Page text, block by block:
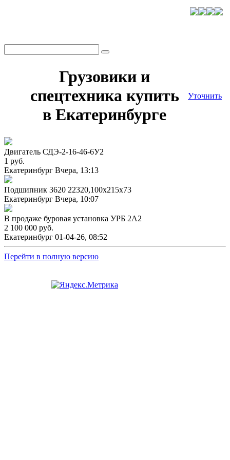
Грузовики и
спецтехника купить
в Екатеринбурге
Уточнить
Двигатель СДЭ-2-16-46-6У2
1 руб.
Екатеринбург Вчера, 13:13
Подшипник 3620 22320,100x215x73
Екатеринбург Вчера, 10:07
В продаже буровая установка УРБ 2А2
2 100 000 руб.
Екатеринбург 01-04-26, 08:52
Перейти в полную версию